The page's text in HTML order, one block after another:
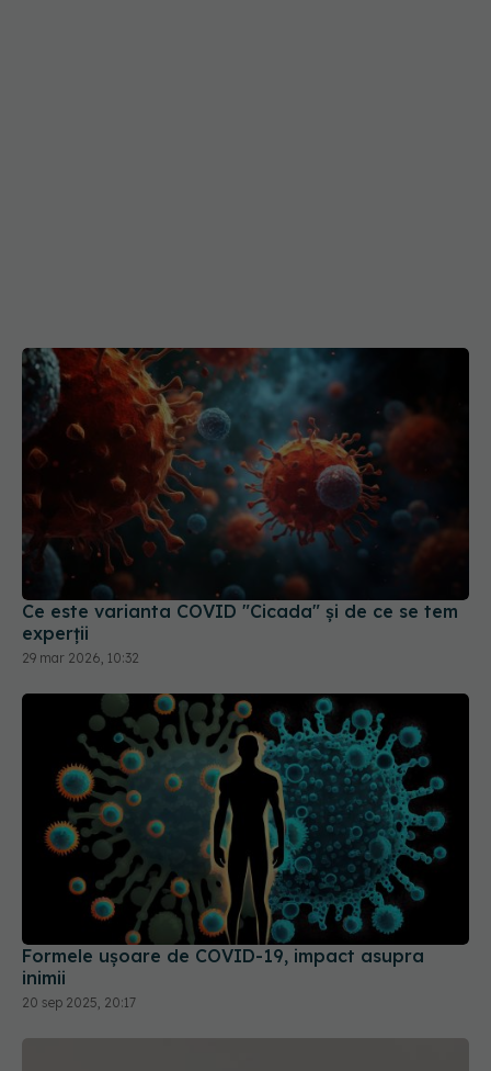
Ce este varianta COVID "Cicada" și de ce se tem
experții
29 mar 2026, 10:32
Formele ușoare de COVID-19, impact asupra
inimii
20 sep 2025, 20:17